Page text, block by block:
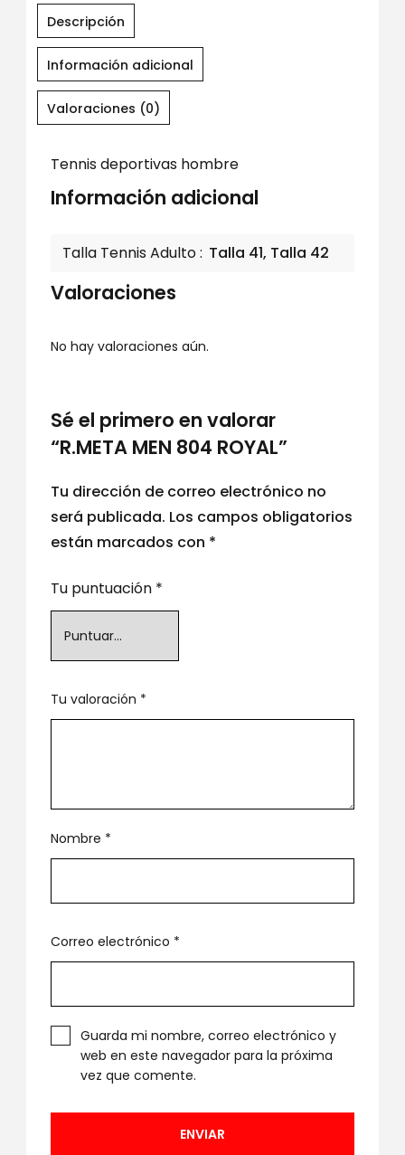
Descripción
Información adicional
Valoraciones (0)
Tennis deportivas hombre
Información adicional
Talla Tennis Adulto Talla 41, Talla 42
Valoraciones
No hay valoraciones aún.
Sé el primero en valorar
“R.META MEN 804 ROYAL”
Tu dirección de correo electrónico no
será publicada. Los campos obligatorios
están marcados con *
Tu puntuación *
Tu valoración *
Nombre *
Correo electrónico *
Guarda mi nombre, correo electrónico y
web en este navegador para la próxima
vez que comente.